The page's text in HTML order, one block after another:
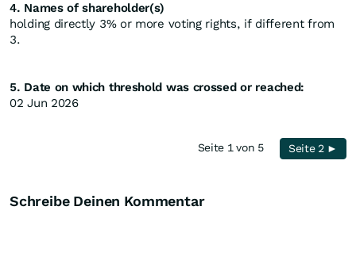
4. Names of shareholder(s)
holding directly 3% or more voting rights, if different from
3.
5. Date on which threshold was crossed or reached:
02 Jun 2026
Seite 1 von 5 Seite 2 ►
Schreibe Deinen Kommentar